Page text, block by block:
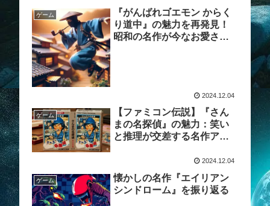
ゲーム
『がんばれゴエモン からく
り道中』の魅力を再発見！
昭和の名作が今なお愛され
2024.12.04
ゲーム
【ファミコン伝説】『さん
まの名探偵』の魅力：笑い
と推理が交差する名作アド
2024.12.04
ゲーム
懐かしの名作『エイリアン
シンドローム』を振り返る